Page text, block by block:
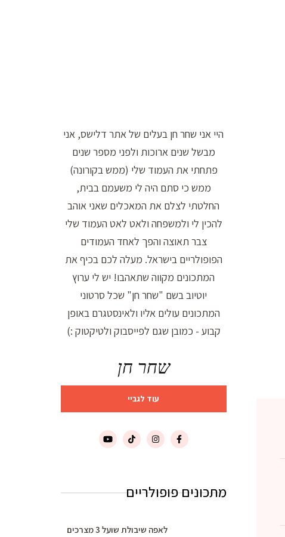
היי אני שחר חן בעלים של אתר דלישס, אני
מבשל שנים ארוכות ולפני מספר שנים
פתחתי את העמוד שלי (ממש בקורונה)
ממש כי סתם היה לי משעמם בבית,
החלטתי לצלם את המאכלים שאני אוהב
להכין לי ולמשפחה ולאט לאט העמוד שלי
צבר תאוצה והפך לאחד העמודים
הפופולריים בישראל. מעלה לכם בכיף את
המתכונים מקווה שתאהבו! יש לי ערוץ
יוטיוב בשם "שחר חן" שכל סרטוני
המתכונים עולים אליו ולאינסטגרם באופן
קבוע - כמובן שגם לפייסבוק ולטיקטוק :)
שחר חן
עוד לגביי
מתכונים פופולריים
לאפה שיבולת שועל 3 מצרכים